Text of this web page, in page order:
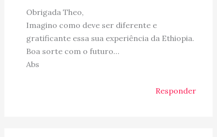
Obrigada Theo,
Imagino como deve ser diferente e
gratificante essa sua experiência da Ethiopia.
Boa sorte com o futuro…
Abs
Responder